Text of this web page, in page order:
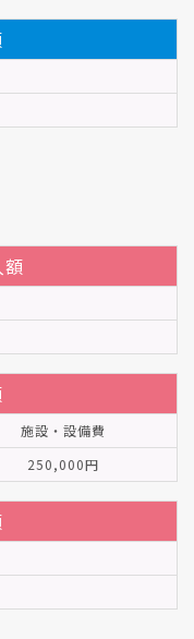
額
施設・設備費
250,000円